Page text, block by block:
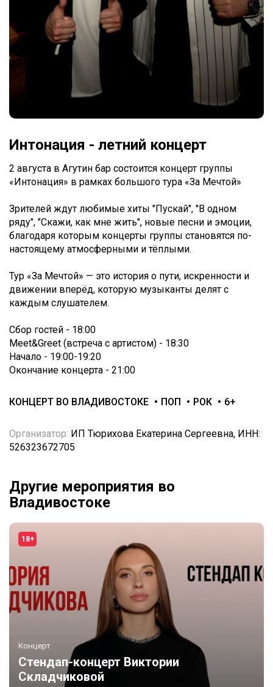
Интонация - летний концерт
2 августа в Агутин бар состоится концерт группы
«Интонация» в рамках большого тура «За Мечтой»
Зрителей ждут любимые хиты "Пускай", "В одном
ряду", "Скажи, как мне жить", новые песни и эмоции,
благодаря которым концерты группы становятся по-
настоящему атмосферными и тёплыми.
Тур «За Мечтой» — это история о пути, искренности и
движении вперёд, которую музыканты делят с
каждым слушателем.
Сбор гостей - 18:00
Meet&Greet (встреча с артистом) - 18:30
Начало - 19:00-19:20
Окончание концерта - 21:00
КОНЦЕРТ ВО ВЛАДИВОСТОКЕ ПОП РОК 6+
Организатор: ИП Тюрихова Екатерина Сергеевна, ИНН:
526323672705
Другие мероприятия во
Владивостоке
18+
Концерт
Стендап-концерт Виктории
Складчиковой